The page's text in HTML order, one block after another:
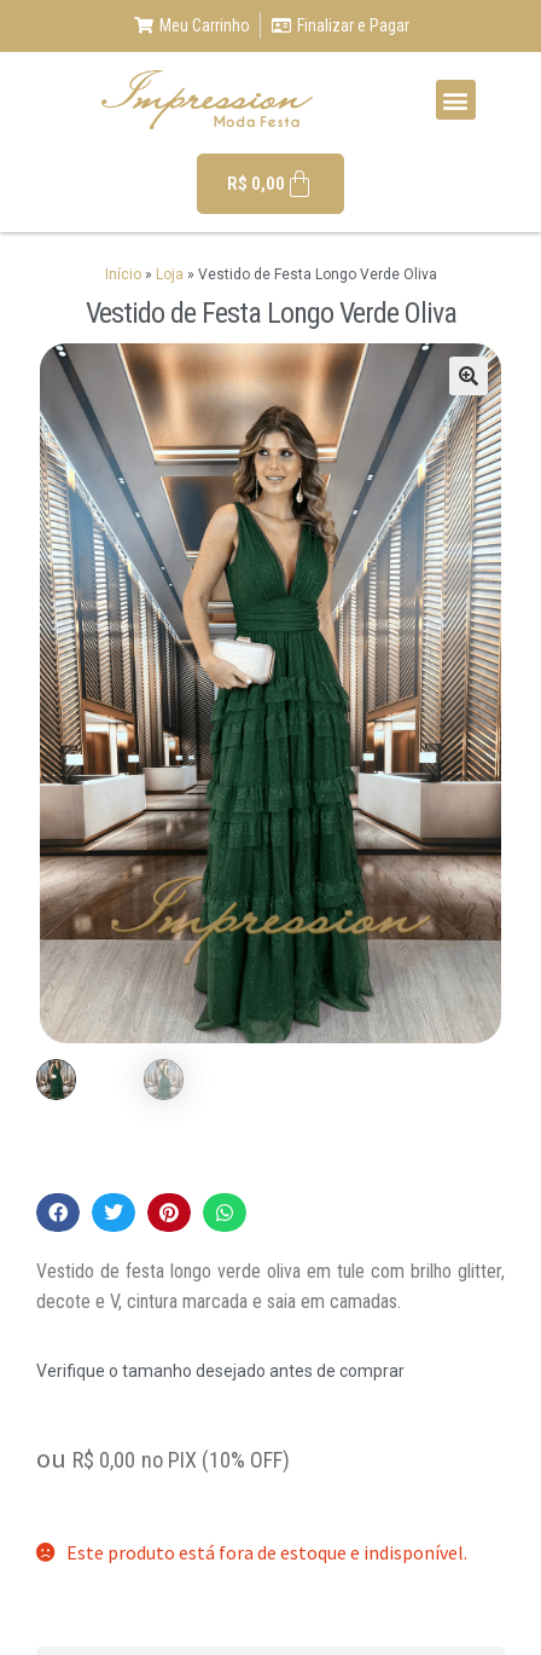
Meu Carrinho Finalizar e Pagar
R$ 0,00
Início» Loja » Vestido de Festa Longo Verde Oliva
Vestido de Festa Longo Verde Oliva
🔍
Vestido de festa longo verde oliva em tule com brilho glitter,
decote e V, cintura marcada e saia em camadas.
Verifique o tamanho desejado antes de comprar
ou R$ 0,00 no PIX (10% OFF)
Este produto está fora de estoque e indisponível.